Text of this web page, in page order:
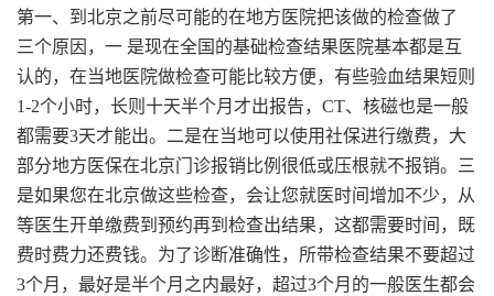
第一、到北京之前尽可能的在地方医院把该做的检查做了
三个原因，一 是现在全国的基础检查结果医院基本都是互
认的，在当地医院做检查可能比较方便，有些验血结果短则
1-2个小时，长则十天半个月才出报告，CT、核磁也是一般
都需要3天才能出。二是在当地可以使用社保进行缴费，大
部分地方医保在北京门诊报销比例很低或压根就不报销。三
是如果您在北京做这些检查，会让您就医时间增加不少，从
等医生开单缴费到预约再到检查出结果，这都需要时间，既
费时费力还费钱。为了诊断准确性，所带检查结果不要超过
3个月，最好是半个月之内最好，超过3个月的一般医生都会